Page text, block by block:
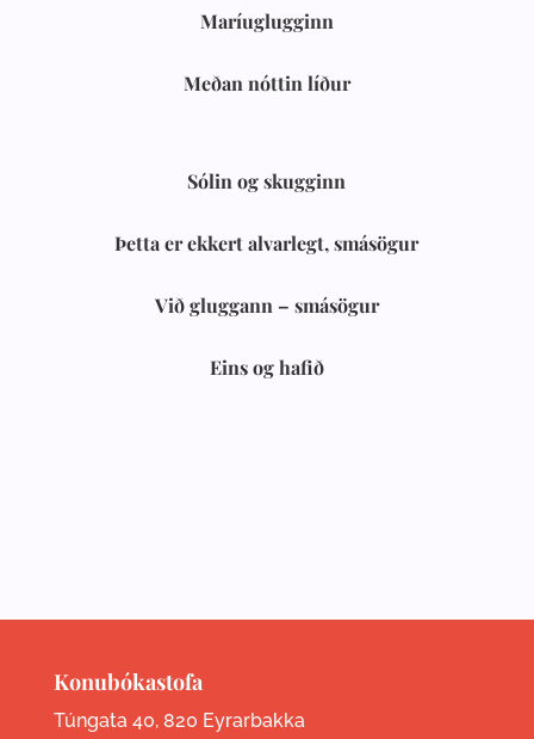
Maríuglugginn
Meðan nóttin líður
Sólin og skugginn
Þetta er ekkert alvarlegt, smásögur
Við gluggann – smásögur
Eins og hafið
Konubókastofa
Túngata 40, 820 Eyrarbakka